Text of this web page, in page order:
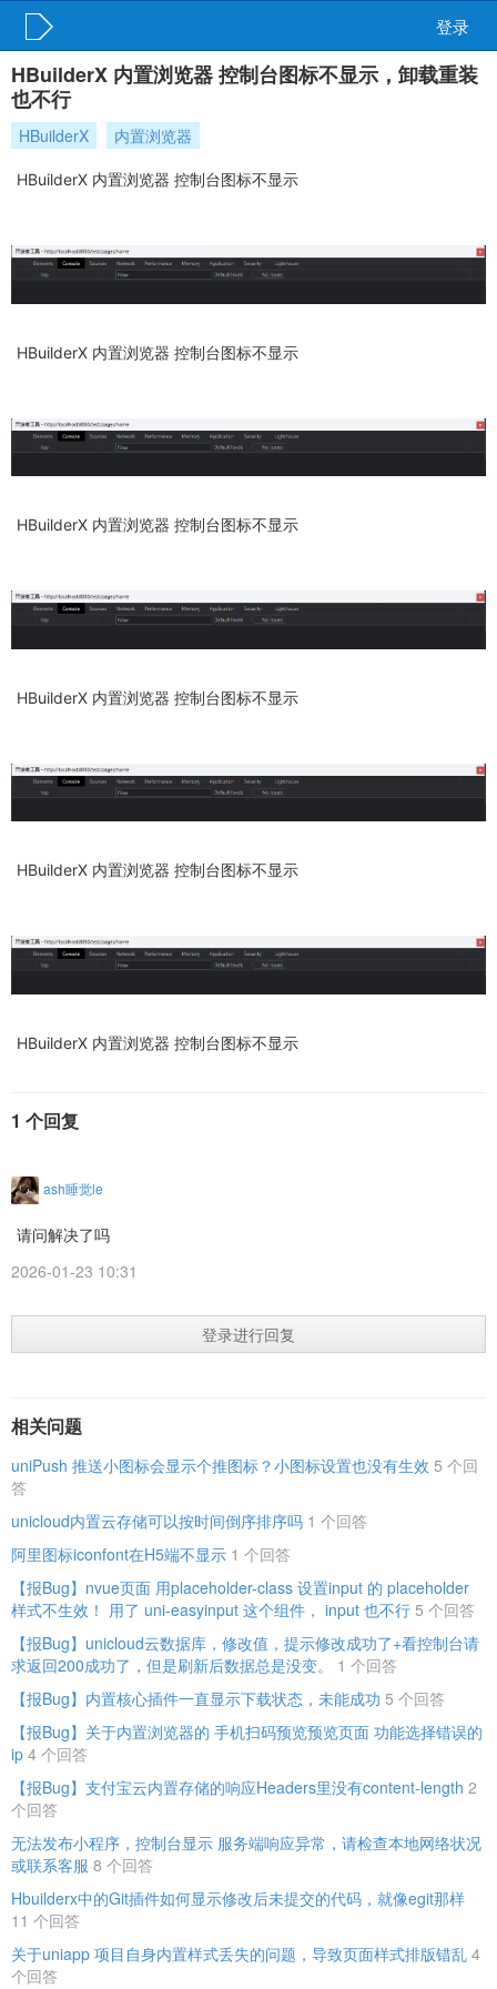
登录
HBuilderX 内置浏览器 控制台图标不显示，卸载重装
也不行
HBuilderX 内置浏览器
HBuilderX 内置浏览器 控制台图标不显示
HBuilderX 内置浏览器 控制台图标不显示
HBuilderX 内置浏览器 控制台图标不显示
HBuilderX 内置浏览器 控制台图标不显示
HBuilderX 内置浏览器 控制台图标不显示
HBuilderX 内置浏览器 控制台图标不显示
1 个回复
ash睡觉le
请问解决了吗
2026-01-23 10:31
登录进行回复
相关问题
uniPush 推送小图标会显示个推图标？小图标设置也没有生效 5 个回
答
unicloud内置云存储可以按时间倒序排序吗 1 个回答
阿里图标iconfont在H5端不显示 1 个回答
【报Bug】nvue页面 用placeholder-class 设置input 的 placeholder
样式不生效！ 用了 uni-easyinput 这个组件， input 也不行 5 个回答
【报Bug】unicloud云数据库，修改值，提示修改成功了+看控制台请
求返回200成功了，但是刷新后数据总是没变。
1 个回答
【报Bug】内置核心插件一直显示下载状态，未能成功 5 个回答
【报Bug】关于内置浏览器的 手机扫码预览预览页面 功能选择错误的
ip 4 个回答
【报Bug】支付宝云内置存储的响应Headers里没有content-length 2
个回答
无法发布小程序，控制台显示 服务端响应异常，请检查本地网络状况
或联系客服 8 个回答
Hbuilderx中的Git插件如何显示修改后未提交的代码，就像egit那样
11 个回答
关于uniapp 项目自身内置样式丢失的问题，导致页面样式排版错乱 4
个回答